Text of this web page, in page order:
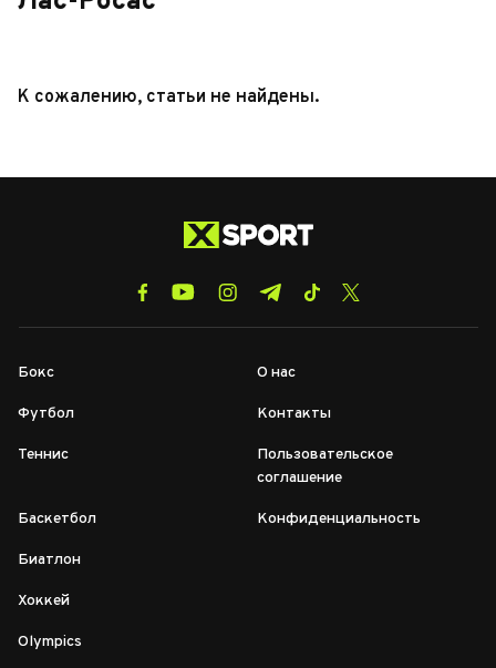
К сожалению, статьи не найдены.
Бокс
Футбол
Теннис
Баскетбол
Биатлон
Хоккей
Olympics
О нас
Контакты
Пользовательское
соглашение
Конфиденциальность